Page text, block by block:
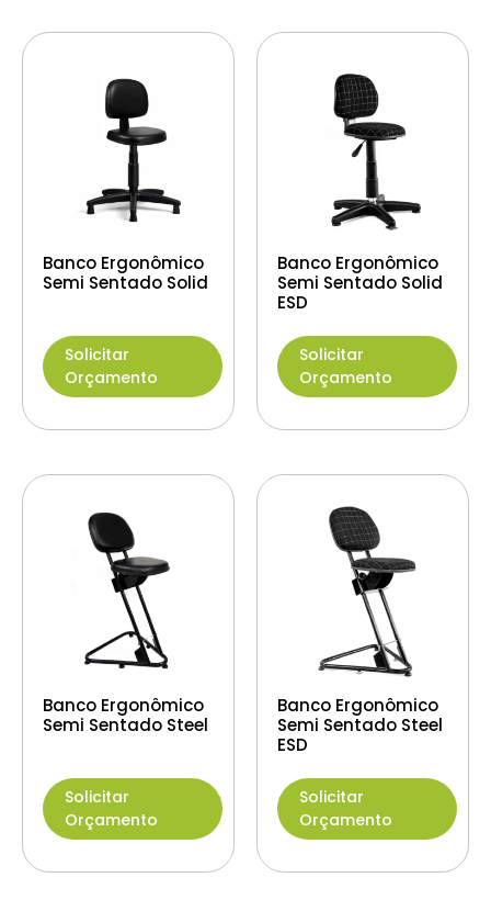
Banco Ergonômico
Semi Sentado Solid
Solicitar
Orçamento
Banco Ergonômico
Semi Sentado Solid
ESD
Solicitar
Orçamento
Banco Ergonômico
Semi Sentado Steel
Solicitar
Orçamento
Banco Ergonômico
Semi Sentado Steel
ESD
Solicitar
Orçamento